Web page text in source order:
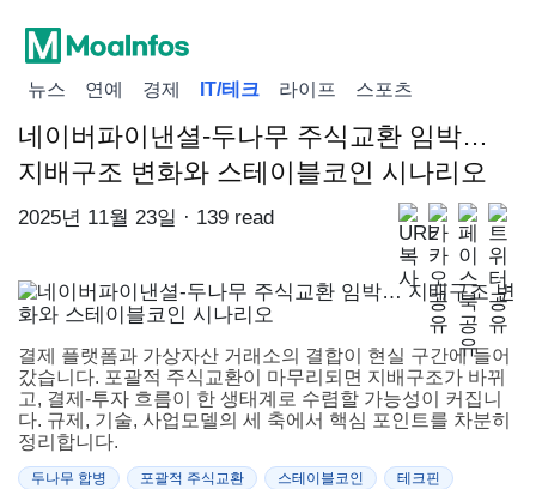
뉴스 연예 경제 IT/테크 라이프 스포츠
네이버파이낸셜-두나무 주식교환 임박…
지배구조 변화와 스테이블코인 시나리오
2025년 11월 23일 · 139 read
결제 플랫폼과 가상자산 거래소의 결합이 현실 구간에 들어
갔습니다. 포괄적 주식교환이 마무리되면 지배구조가 바뀌
고, 결제-투자 흐름이 한 생태계로 수렴할 가능성이 커집니
다. 규제, 기술, 사업모델의 세 축에서 핵심 포인트를 차분히
정리합니다.
두나무 합병 포괄적 주식교환 스테이블코인 테크핀